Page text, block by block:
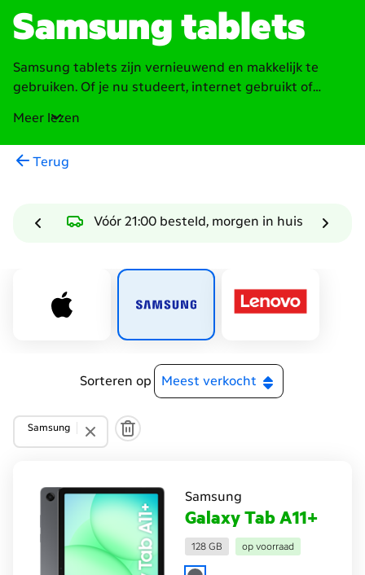
Samsung tablets
Samsung tablets zijn vernieuwend en makkelijk te
gebruiken. Of je nu studeert, internet gebruikt of
tablet die bij je past. Wil je een snelle tablet voor zware
games en apps? Kies dan voor de S-serie, die heeft de
beste eigenschappen en nieuwste functies. Met een
maken of bewerken. Zoek je een tablet voor dagelijkse
spelen. Alle Samsung tablets geven je een goede mix
van werk en ontspanning. Ontdek het brede aanbod
van Samsung tablets met abonnement!
Meer lezen
Terug
Vóór 21:00 besteld, morgen in huis
Sorteren op
Samsung
Samsung
Galaxy Tab A11+
128 GB op voorraad